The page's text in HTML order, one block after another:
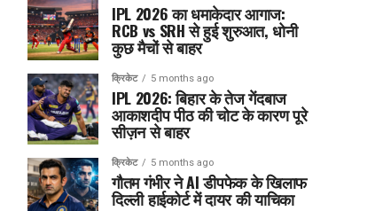
IPL 2026 का धमाकेदार आगाज:
RCB vs SRH से हुई शुरुआत, धोनी
कुछ मैचों से बाहर
क्रिकेट 5 months ago
IPL 2026: बिहार के तेज गेंदबाज
आकाशदीप पीठ की चोट के कारण पूरे
सीज़न से बाहर
क्रिकेट 5 months ago
गौतम गंभीर ने AI डीपफेक के खिलाफ
दिल्ली हाईकोर्ट में दायर की याचिका